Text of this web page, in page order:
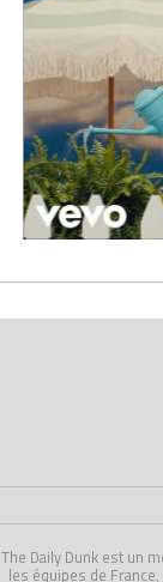
The Daily Dunk est un
les équipes de